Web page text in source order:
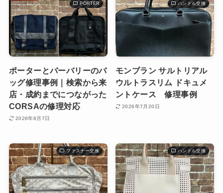
PORTER
ポーターとバーバリーのバ
ッグ修理事例｜検索から来
店・成約までにつながった
CORSAの修理対応
2026年8月7日
ハンドル交換
モンブラン サルトリアル
ウルトラスリム ドキュメ
ントケース 修理事例
2026年7月20日
ファスナー交換 ハンドル交換